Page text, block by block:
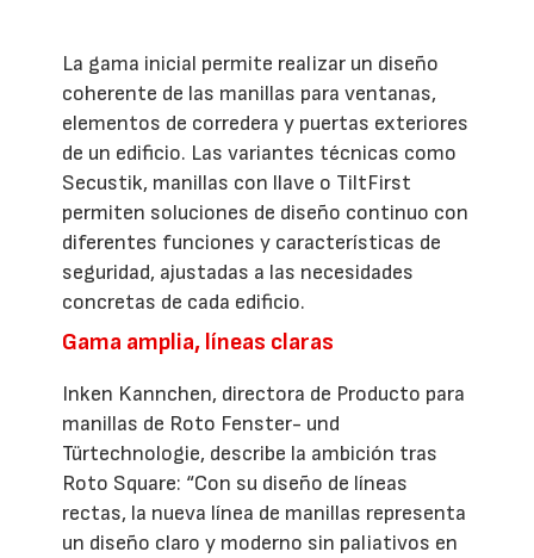
La gama inicial permite realizar un diseño
coherente de las manillas para ventanas,
elementos de corredera y puertas exteriores
de un edificio. Las variantes técnicas como
Secustik, manillas con llave o TiltFirst
permiten soluciones de diseño continuo con
diferentes funciones y características de
seguridad, ajustadas a las necesidades
concretas de cada edificio.
Gama amplia, líneas claras
Inken Kannchen, directora de Producto para
manillas de Roto Fenster- und
Türtechnologie, describe la ambición tras
Roto Square: “Con su diseño de líneas
rectas, la nueva línea de manillas representa
un diseño claro y moderno sin paliativos en